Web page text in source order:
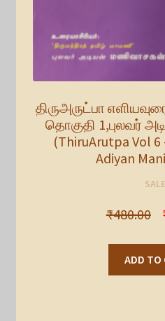
திருஅருட்பா
தொகுதி 1,புலவர்
(ThiruArutpa Vol 6
Adiyan
₹480.00
ADD TO